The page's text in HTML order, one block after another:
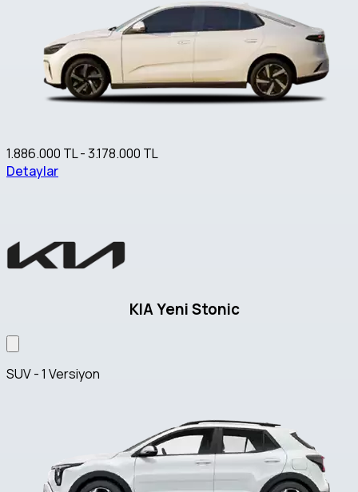
1.886.000 TL - 3.178.000 TL
Detaylar
KIA Yeni Stonic
SUV - 1 Versiyon